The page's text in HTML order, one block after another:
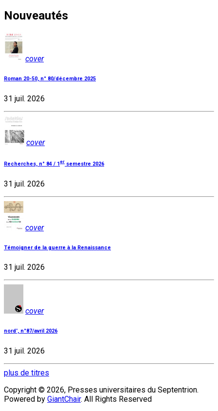
Nouveautés
cover
Roman 20-50, n° 80/décembre 2025
31 juil. 2026
cover
Recherches, n° 84 / 1er semestre 2026
31 juil. 2026
cover
Témoigner de la guerre à la Renaissance
31 juil. 2026
cover
nord', n°87/avril 2026
31 juil. 2026
plus de titres
Copyright © 2026, Presses universitaires du Septentrion.
Powered by GiantChair. All Rights Reserved